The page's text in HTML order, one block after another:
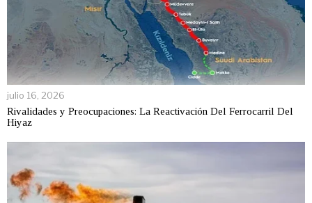
julio 16, 2026
Rivalidades y Preocupaciones: La Reactivación Del Ferrocarril Del
Hiyaz